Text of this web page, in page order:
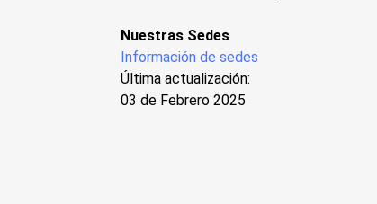
Nuestras Sedes
Información de sedes
Última actualización:
03 de Febrero 2025